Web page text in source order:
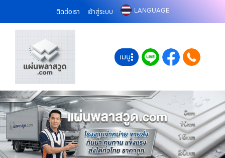
ติดต่อเรา เข้าสู่ระบบ LANGUAGE
เมนู